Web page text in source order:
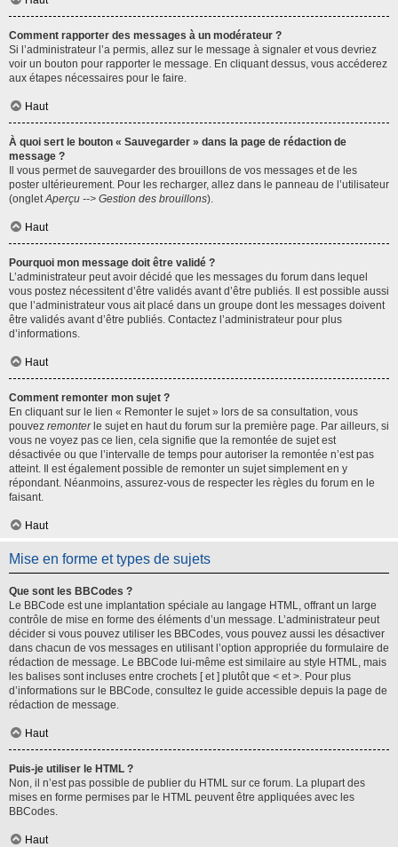
Comment rapporter des messages à un modérateur ?
Si l’administrateur l’a permis, allez sur le message à signaler et vous devriez
voir un bouton pour rapporter le message. En cliquant dessus, vous accéderez
aux étapes nécessaires pour le faire.
Haut
À quoi sert le bouton « Sauvegarder » dans la page de rédaction de
message ?
Il vous permet de sauvegarder des brouillons de vos messages et de les
poster ultérieurement. Pour les recharger, allez dans le panneau de l’utilisateur
(ongletAperçu --> Gestion des brouillons).
Haut
Pourquoi mon message doit être validé ?
L’administrateur peut avoir décidé que les messages du forum dans lequel
vous postez nécessitent d’être validés avant d’être publiés. Il est possible aussi
que l’administrateur vous ait placé dans un groupe dont les messages doivent
être validés avant d’être publiés. Contactez l’administrateur pour plus
d’informations.
Haut
Comment remonter mon sujet ?
En cliquant sur le lien « Remonter le sujet » lors de sa consultation, vous
pouvez remonterle sujet en haut du forum sur la première page. Par ailleurs, si
vous ne voyez pas ce lien, cela signifie que la remontée de sujet est
désactivée ou que l’intervalle de temps pour autoriser la remontée n’est pas
atteint. Il est également possible de remonter un sujet simplement en y
répondant. Néanmoins, assurez-vous de respecter les règles du forum en le
faisant.
Haut
Mise en forme et types de sujets
Que sont les BBCodes ?
Le BBCode est une implantation spéciale au langage HTML, offrant un large
contrôle de mise en forme des éléments d’un message. L’administrateur peut
décider si vous pouvez utiliser les BBCodes, vous pouvez aussi les désactiver
dans chacun de vos messages en utilisant l’option appropriée du formulaire de
rédaction de message. Le BBCode lui-même est similaire au style HTML, mais
les balises sont incluses entre crochets [ et ] plutôt que < et >. Pour plus
d’informations sur le BBCode, consultez le guide accessible depuis la page de
rédaction de message.
Haut
Puis-je utiliser le HTML ?
Non, il n’est pas possible de publier du HTML sur ce forum. La plupart des
mises en forme permises par le HTML peuvent être appliquées avec les
BBCodes.
Haut